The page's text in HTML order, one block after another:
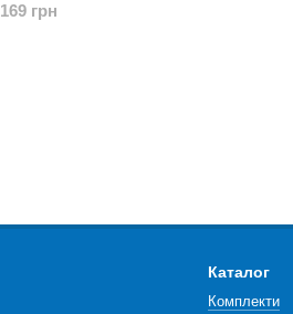
169 грн
Каталог
Комплекти